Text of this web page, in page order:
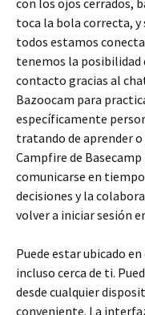
con los ojos cerrados,
toca la bola correcta, y
todos estamos
tenemos la posibilidad
contacto gracias al
Bazoocam para
específicamente
tratando de aprender
Campfire de
comunicarse en
decisiones y la
volver a iniciar sesión
Puede estar ubicado
incluso cerca de ti.
desde cualquier
conveniente. La